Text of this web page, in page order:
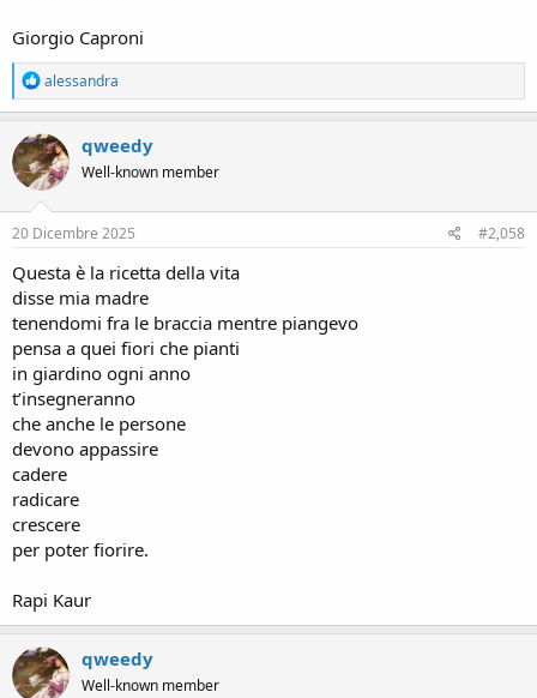
Giorgio Caproni
R
e
a
c
t
i
o
n
s
alessandra
qweedy
Well-known member
20 Dicembre 2025 #2,058
Questa è la ricetta della vita
disse mia madre
tenendomi fra le braccia mentre piangevo
pensa a quei fiori che pianti
in giardino ogni anno
t’insegneranno
che anche le persone
devono appassire
cadere
radicare
crescere
per poter fiorire.
Rapi Kaur
qweedy
Well-known member